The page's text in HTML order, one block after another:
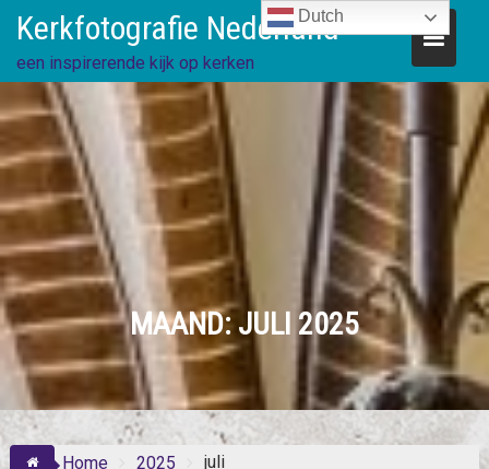
content
Kerkfotografie Nederland
een inspirerende kijk op kerken
MAAND:JULI 2025
Home 2025 juli
Dutch